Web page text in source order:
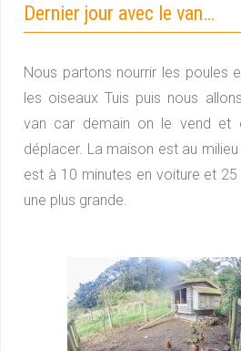
Dernier jour avec le van…
Nous partons nourrir les poules
les oiseaux Tuis puis nous
van car demain on le vend et
déplacer. La maison est au
est à 10 minutes en voiture et
une plus grande.